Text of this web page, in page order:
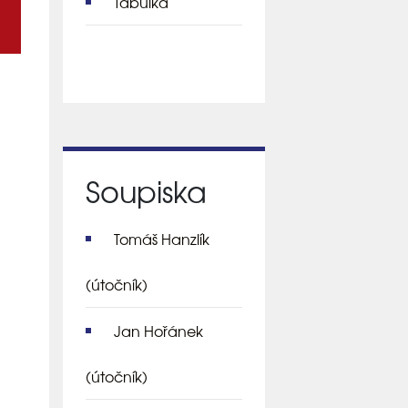
Soupiska
Tomáš Hanzlík
(útočník)
Jan Hořánek
(útočník)